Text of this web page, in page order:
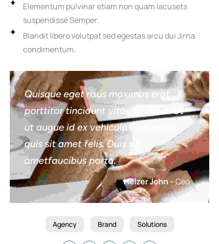
Elementum pulvinar etiam non quam lacusets
suspendisse Semper.
Blandit libero volutpat sed egestas arcu dui Jirna
condimentum.
Quisque eget risus maximus erat
porttitor tincidunt vitae ac nulla. Ut
ut augue id ex vehicula fermentum
quis sit amet felis. Duis sit
ametfaucibus porta.
Heizer John –Ceo
Agency Brand Solutions